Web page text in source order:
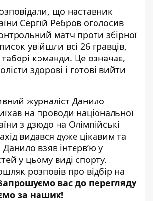
що наставник
Сергій Ребров оголосив
матч проти збірної
увійшли всі 26 гравців,
таборі команди. Це означає,
здорові і готові вийти
журналіст Данило
на проводи національної
з дзюдо на Олімпійські
видався дуже цікавим та
взяв інтерв’ю у
у цьому виді спорту.
розповів про відбір на
вас до перегляду
за наших!